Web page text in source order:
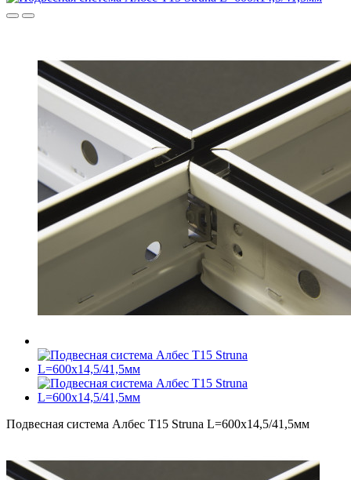
Подвесная система Албес T15 Struna L=600х14,5/41,5мм